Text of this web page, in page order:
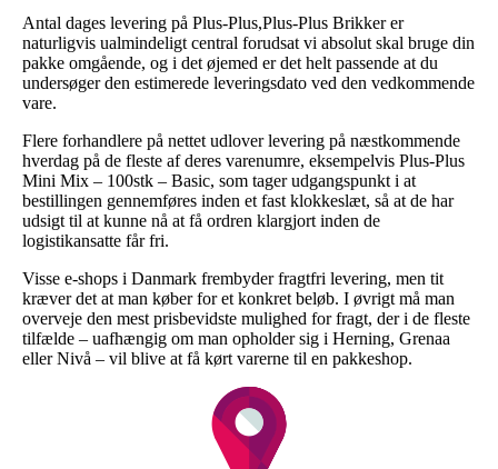
Antal dages levering på Plus-Plus,Plus-Plus Brikker er
naturligvis ualmindeligt central forudsat vi absolut skal bruge din
pakke omgående, og i det øjemed er det helt passende at du
undersøger den estimerede leveringsdato ved den vedkommende
vare.
Flere forhandlere på nettet udlover levering på næstkommende
hverdag på de fleste af deres varenumre, eksempelvis Plus-Plus
Mini Mix – 100stk – Basic, som tager udgangspunkt i at
bestillingen gennemføres inden et fast klokkeslæt, så at de har
udsigt til at kunne nå at få ordren klargjort inden de
logistikansatte får fri.
Visse e-shops i Danmark frembyder fragtfri levering, men tit
kræver det at man køber for et konkret beløb. I øvrigt må man
overveje den mest prisbevidste mulighed for fragt, der i de fleste
tilfælde – uafhængig om man opholder sig i Herning, Grenaa
eller Nivå – vil blive at få kørt varerne til en pakkeshop.